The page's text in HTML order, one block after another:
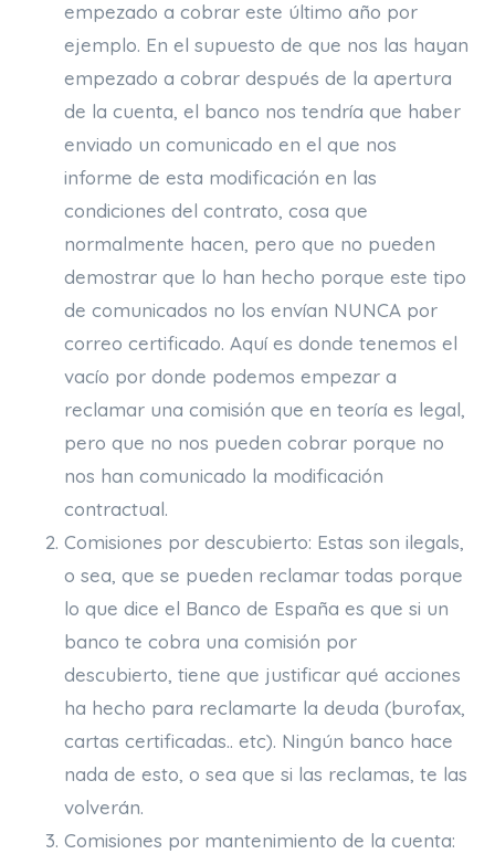
empezado a cobrar este último año por
ejemplo. En el supuesto de que nos las hayan
empezado a cobrar después de la apertura
de la cuenta, el banco nos tendría que haber
enviado un comunicado en el que nos
informe de esta modificación en las
condiciones del contrato, cosa que
normalmente hacen, pero que no pueden
demostrar que lo han hecho porque este tipo
de comunicados no los envían NUNCA por
correo certificado. Aquí es donde tenemos el
vacío por donde podemos empezar a
reclamar una comisión que en teoría es legal,
pero que no nos pueden cobrar porque no
nos han comunicado la modificación
contractual.
Comisiones por descubierto: Estas son ilegals,
o sea, que se pueden reclamar todas porque
lo que dice el Banco de España es que si un
banco te cobra una comisión por
descubierto, tiene que justificar qué acciones
ha hecho para reclamarte la deuda (burofax,
cartas certificadas.. etc). Ningún banco hace
nada de esto, o sea que si las reclamas, te las
volverán.
Comisiones por mantenimiento de la cuenta: